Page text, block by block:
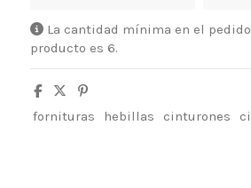
La cantidad mínima en el
producto es 6.
fornituras hebillas cinturones